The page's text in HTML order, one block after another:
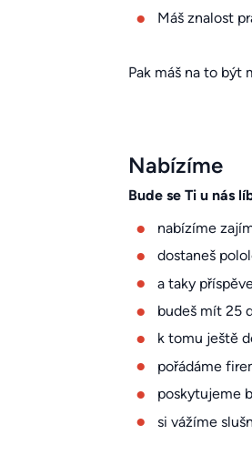
Máš znalost
Pak máš na to být
Nabízíme
Bude se Ti u nás
nabízíme
dostaneš
a taky
budeš mít 25
k tomu ještě
pořádáme
poskytujeme
si vážíme